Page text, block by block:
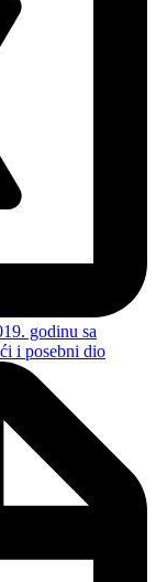
godinu sa
i posebni dio